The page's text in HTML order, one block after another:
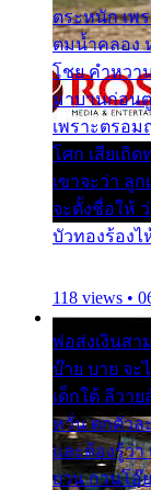
ตระหนัก เพ
ตมน้ำคลอง
โชย คำหวา
มาบานก่อน
เพราะตรอม
โศก เสียเถิ
เขาจะว่า ลู
จะตั้งชื่อให้
บัวทองร้องไ
118 views •
พ่อส่งเงินส
บ๊าย บาย จะ
เด็กใต้ ลีวา
หวั่น ตกตัวล
และต้องรู้ว่า
ยวน กวนโอ๊